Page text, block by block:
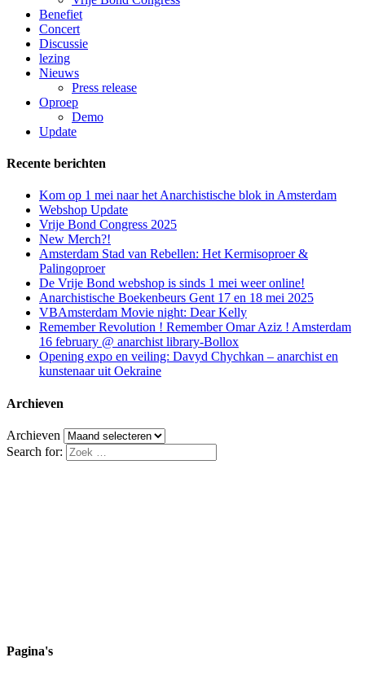
Benefiet
Concert
Discussie
lezing
Nieuws
Press release
Oproep
Demo
Update
Recente berichten
Kom op 1 mei naar het Anarchistische blok in Amsterdam
Webshop Update
Vrije Bond Congress 2025
New Merch?!
Amsterdam Stad van Rebellen: Het Kermisoproer &
Palingoproer
De Vrije Bond webshop is sinds 1 mei weer online!
Anarchistische Boekenbeurs Gent 17 en 18 mei 2025
VBAmsterdam Movie night: Dear Kelly
Remember Revolution ! Remember Omar Aziz ! Amsterdam
16 february @ anarchist library-Bollox
Opening expo en veiling: Davyd Chychkan – anarchist en
kunstenaar uit Oekraine
Archieven
Archieven
Search for:
Pagina's